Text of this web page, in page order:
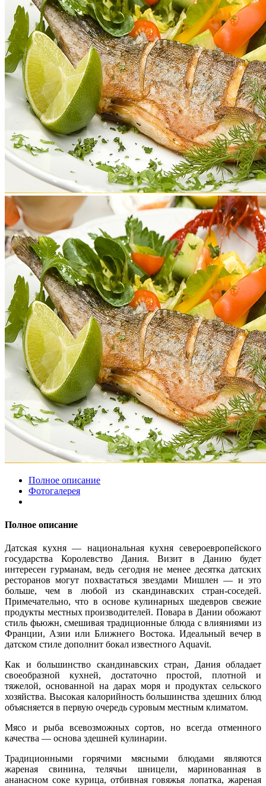
Полное описание
Фотогалерея
Полное описание
Датская кухня — национальная кухня североевропейского
государства Королевство Дания. Визит в Данию будет
интересен гурманам, ведь сегодня не менее десятка датских
ресторанов могут похвастаться звездами Мишлен — и это
больше, чем в любой из скандинавских стран-соседей.
Примечательно, что в основе кулинарных шедевров свежие
продукты местных производителей. Повара в Дании обожают
стиль фьюжн, смешивая традиционные блюда с влияниями из
Франции, Азии или Ближнего Востока. Идеальный вечер в
датском стиле дополнит бокал известного Aquavit.
Как и большинство скандинавских стран, Дания обладает
своеобразной кухней, достаточно простой, плотной и
тяжелой, основанной на дарах моря и продуктах сельского
хозяйства. Высокая калорийность большинства здешних блюд
объясняется в первую очередь суровым местным климатом.
Мясо и рыба всевозможных сортов, но всегда отменного
качества — основа здешней кулинарии.
Традиционными горячими мясными блюдами являются
жареная свинина, телячьи шницели, маринованная в
ананасном соке курица, отбивная говяжья лопатка, жареная